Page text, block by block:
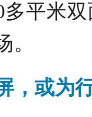
多平米
。
，或为